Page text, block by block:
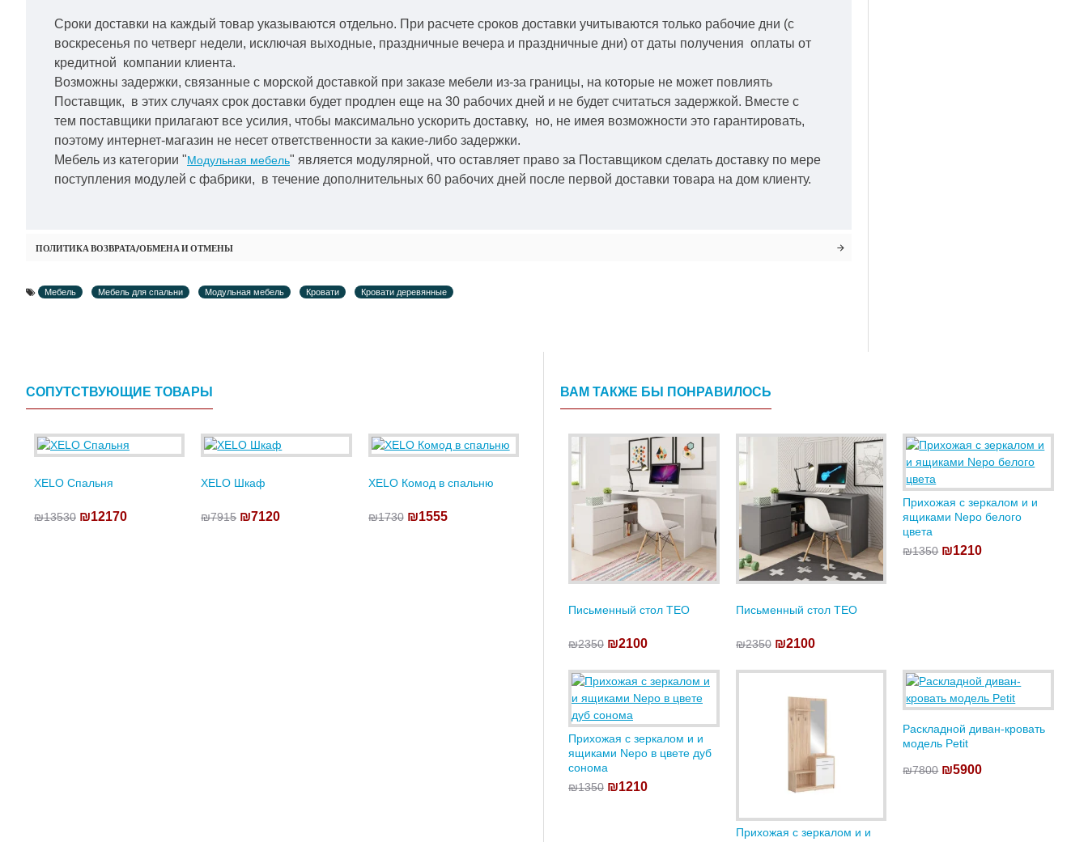
Сроки доставки на каждый товар указываются отдельно. При расчете сроков доставки учитываются только рабочие дни (с
воскресенья по четверг недели, исключая выходные, праздничные вечера и праздничные дни) от даты получения оплаты от
кредитной компании клиента.
Возможны задержки, связанные с морской доставкой при заказе мебели из-за границы, на которые не может повлиять
Поставщик, в этих случаях срок доставки будет продлен еще на 30 рабочих дней и не будет считаться задержкой. Вместе с
тем поставщики прилагают все усилия, чтобы максимально ускорить доставку, но, не имея возможности это гарантировать,
поэтому интернет-магазин не несет ответственности за какие-либо задержки.
Мебель из категории "Модульная мебель" является модулярной, что оставляет право за Поставщиком сделать доставку по мере
поступления модулей с фабрики, в течение дополнительных 60 рабочих дней после первой доставки товара на дом клиенту.
ПОЛИТИКА ВОЗВРАТА/ОБМЕНА И ОТМЕНЫ
Мебель Мебель для спальни Модульная мебель Кровати Кровати деревянные
СОПУТСТВУЮЩИЕ ТОВАРЫ
XELO Спальня
₪13530 ₪12170
XELO Шкаф
₪7915 ₪7120
XELO Комод в спальню
₪1730 ₪1555
ВАМ ТАКЖЕ БЫ ПОНРАВИЛОСЬ
Письменный стол TEO
₪2350 ₪2100
Письменный стол TEO
₪2350 ₪2100
Прихожая с зеркалом и и
ящиками Nepo белого
цвета
₪1350 ₪1210
Прихожая с зеркалом и и
ящиками Nepo в цвете дуб
сонома
₪1350 ₪1210
Прихожая с зеркалом и и
Раскладной диван-кровать
модель Petit
₪7800 ₪5900